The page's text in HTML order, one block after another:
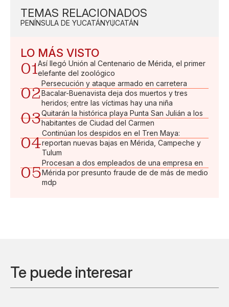
TEMAS RELACIONADOS
PENÍNSULA DE YUCATÁNYUCATÁN
LO MÁS VISTO
01Así llegó Unión al Centenario de Mérida, el primer
elefante del zoológico
02
Persecución y ataque armado en carretera
Bacalar-Buenavista deja dos muertos y tres
heridos; entre las víctimas hay una niña
03Quitarán la histórica playa Punta San Julián a los
habitantes de Ciudad del Carmen
04
Continúan los despidos en el Tren Maya:
reportan nuevas bajas en Mérida, Campeche y
Tulum
05
Procesan a dos empleados de una empresa en
Mérida por presunto fraude de de más de medio
mdp
Te puede interesar